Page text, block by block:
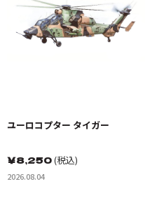
ユーロコプター タイガー
￥8,250(税込)
2026.08.04